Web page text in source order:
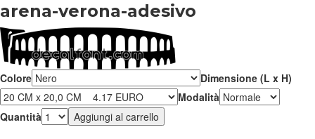
arena-verona-adesivo
Colore
Dimensione (L x H)
Modalità
Quantità